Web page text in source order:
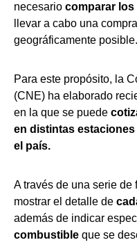
necesario comparar
llevar a cabo una
geográficamente posible.
Para este propósito, la
(CNE) ha elaborado
en la que se puede
en distintas
el país.
A través de una serie
mostrar el detalle de
además de indicar
combustible que se